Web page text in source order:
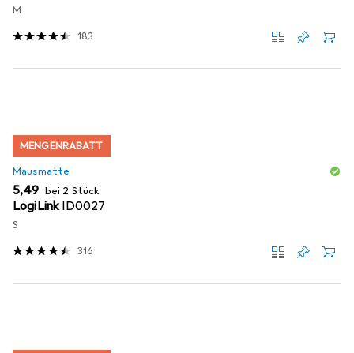
M
183
MENGENRABATT
Mausmatte
EUR
5,49 bei 2 Stück
LogiLinkID0027
S
316